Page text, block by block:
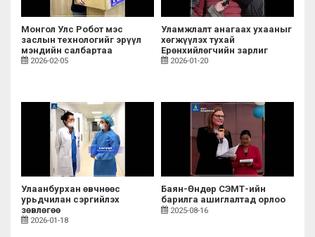
Монгол Улс Робот мэс
заслын технологийг эрүүл
мэндийн салбартаа
нэвтрүүлэв
2026-02-05
Уламжлалт анагаах ухааныг
хөгжүүлэх тухай
Ерөнхийлөгчийн зарлиг
ёсчлон батлагдлаа
2026-01-20
Улаанбурхан өвчнөөс
урьдчилан сэргийлэх
зөвлөгөө
2026-01-18
Баян-Өндөр СЭМТ-ийн
барилга ашиглалтад орлоо
2025-08-16